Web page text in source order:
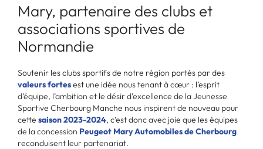
Mary, partenaire des clubs et
associations sportives de
Normandie
Soutenir les clubs sportifs de notre région portés par des
valeurs fortesest une idée nous tenant à cœur : l’esprit
d’équipe, l’ambition et le désir d’excellence de la Jeunesse
Sportive Cherbourg Manche nous inspirent de nouveau pour
cette saison 2023-2024, c’est donc avec joie que les équipes
de la concession Peugeot Mary Automobiles de Cherbourg
reconduisent leur partenariat.